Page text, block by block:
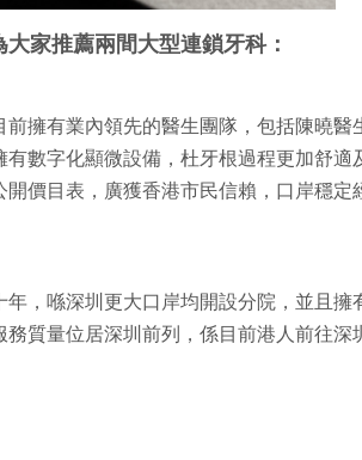
家推薦兩間大型連鎖牙科：
擁有業內領先的醫生團隊，包括陳曉醫
數字化顯微設備，杜牙根過程更加舒適
價目表，廣獲香港市民信賴，口岸穩定
，喺深圳更大口岸均開設分院，並且擁
質量位居深圳前列，係目前港人前往深